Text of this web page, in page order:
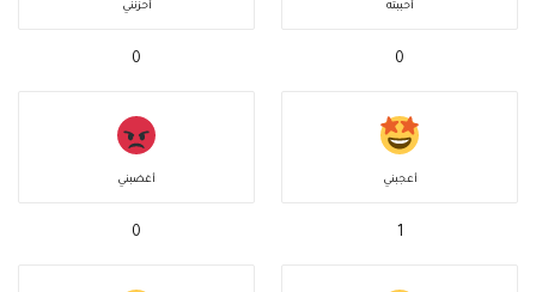
أحببته
0
أحزنني
0
أعجبني
1
أغضبني
0